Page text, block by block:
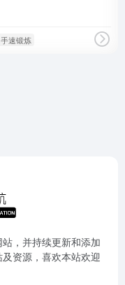
速锻炼
，并持续更新和添加
资源，喜欢本站欢迎